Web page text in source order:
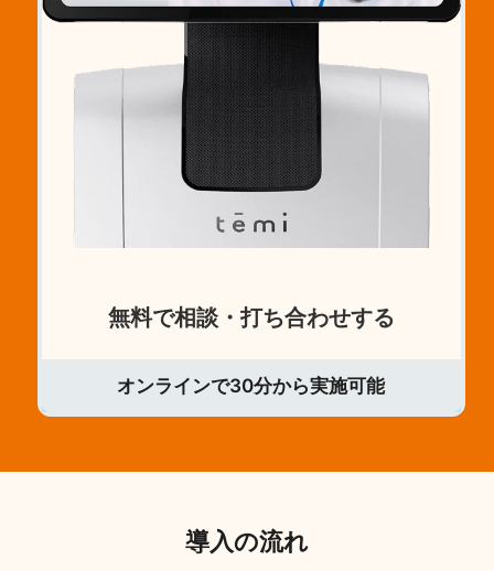
無料で相談・打ち合わせする
オンラインで30分から実施可能
導入の流れ